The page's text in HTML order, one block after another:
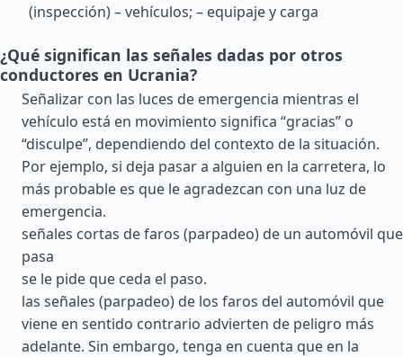
(inspección) – vehículos; – equipaje y carga
¿Qué significan las señales dadas por otros
conductores en Ucrania?
Señalizar con las luces de emergencia mientras el
vehículo está en movimiento significa “gracias” o
“disculpe”, dependiendo del contexto de la situación.
Por ejemplo, si deja pasar a alguien en la carretera, lo
más probable es que le agradezcan con una luz de
emergencia.
señales cortas de faros (parpadeo) de un automóvil que
pasa
se le pide que ceda el paso.
las señales (parpadeo) de los faros del automóvil que
viene en sentido contrario advierten de peligro más
adelante. Sin embargo, tenga en cuenta que en la